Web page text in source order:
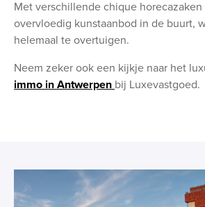
Met verschillende chique horecazaken
overvloedig kunstaanbod in de buurt,
helemaal te overtuigen.
Neem zeker ook een kijkje naar het
immo in Antwerpen bij Luxevastgoed.